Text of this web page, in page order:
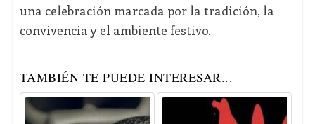
una celebración marcada por la tradición, la
convivencia y el ambiente festivo.
TAMBIÉN TE PUEDE INTERESAR...